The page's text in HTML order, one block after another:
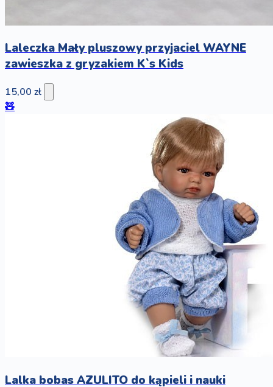
Laleczka Mały pluszowy przyjaciel WAYNE
zawieszka z gryzakiem K`s Kids
15,00 zł
🧸
Lalka bobas AZULITO do kąpieli i nauki